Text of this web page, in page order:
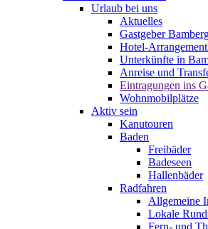
Urlaub bei uns
Aktuelles
Gastgeber
Hotel-
Unterkünfte in
Anreise und
Eintragungen ins
Wohnmobilplätze
Aktiv sein
Kanutouren
Baden
Freibäder
Badeseen
Hallenbäder
Radfahren
Allgemeine
Lokale
Fern- und